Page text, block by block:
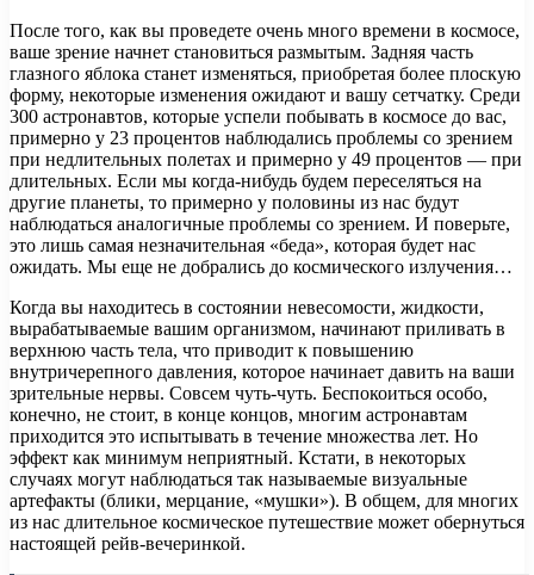
После того, как вы проведете очень много времени в космосе,
ваше зрение начнет становиться размытым. Задняя часть
глазного яблока станет изменяться, приобретая более плоскую
форму, некоторые изменения ожидают и вашу сетчатку. Среди
300 астронавтов, которые успели побывать в космосе до вас,
примерно у 23 процентов наблюдались проблемы со зрением
при недлительных полетах и примерно у 49 процентов — при
длительных. Если мы когда-нибудь будем переселяться на
другие планеты, то примерно у половины из нас будут
наблюдаться аналогичные проблемы со зрением. И поверьте,
это лишь самая незначительная «беда», которая будет нас
ожидать. Мы еще не добрались до космического излучения…
Когда вы находитесь в состоянии невесомости, жидкости,
вырабатываемые вашим организмом, начинают приливать в
верхнюю часть тела, что приводит к повышению
внутричерепного давления, которое начинает давить на ваши
зрительные нервы. Совсем чуть-чуть. Беспокоиться особо,
конечно, не стоит, в конце концов, многим астронавтам
приходится это испытывать в течение множества лет. Но
эффект как минимум неприятный. Кстати, в некоторых
случаях могут наблюдаться так называемые визуальные
артефакты (блики, мерцание, «мушки»). В общем, для многих
из нас длительное космическое путешествие может обернуться
настоящей рейв-вечеринкой.